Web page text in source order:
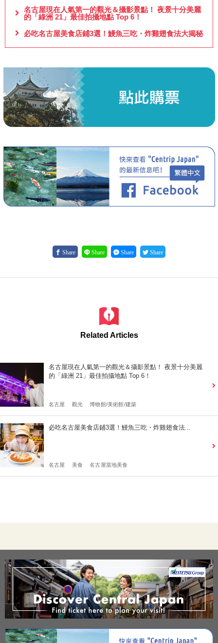
名古屋現在人氣第一的觀光＆攝影景點！ 夜景十分美麗
的「綠洲 21」最佳拍攝地點 Top 6！
必吃名古屋美食店鋪3選！鰻魚三吃・炸雞翅食法大揭秘
Share Share Share Share
Related Articles
名古屋現在人氣第一的觀光＆攝影景點！ 夜景十分美麗
的「綠洲 21」最佳拍攝地點 Top 6！
名古屋 觀光 博物館/美術館/建築
必吃名古屋美食店鋪3選！鰻魚三吃・炸雞翅食法...
名古屋 美食 名古屋當地美食